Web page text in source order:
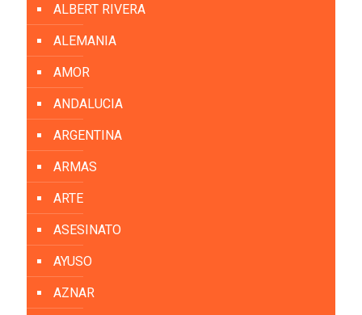
ALBERT RIVERA
ALEMANIA
AMOR
ANDALUCIA
ARGENTINA
ARMAS
ARTE
ASESINATO
AYUSO
AZNAR